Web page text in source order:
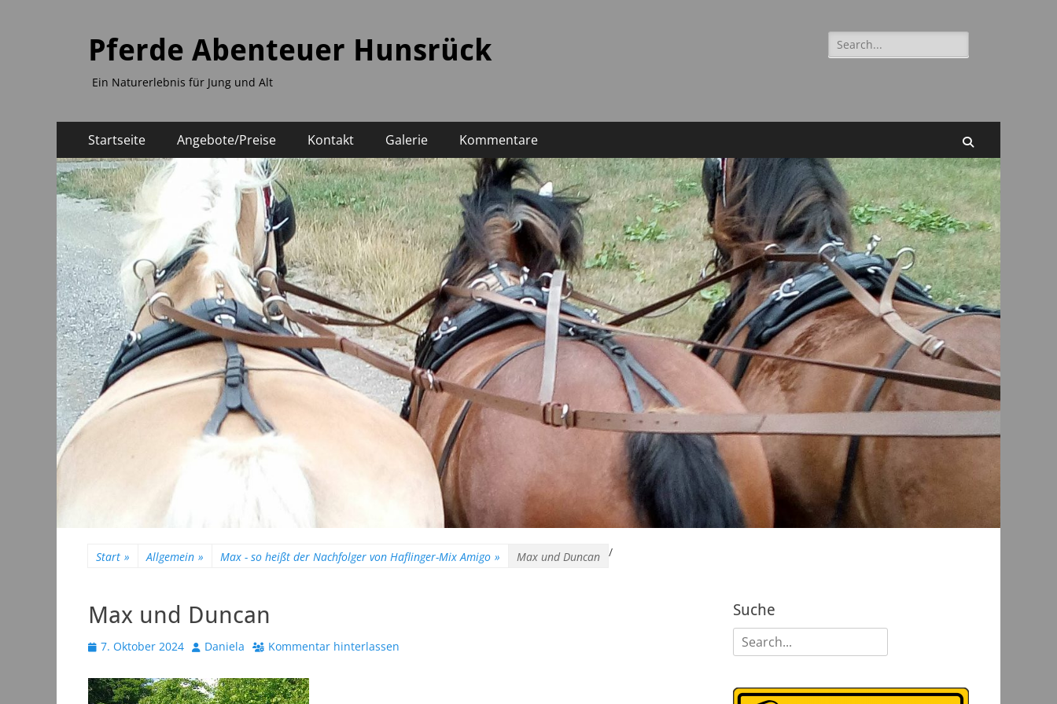
Pferde Abenteuer Hunsrück
Ein Naturerlebnis für Jung und Alt
Suchen
nach:
Primäres
Menü
Inhalt
springen
Startseite Angebote/Preise Kontakt Galerie Kommentare
Start » Allgemein » /
Max - so heißt der Nachfolger von Haflinger-Mix Amigo » Max und Duncan
Max und Duncan
Veröffentlicht
7. Oktober 2024 AutorDaniela Kommentar hinterlassen
Suche
Suchen
nach: